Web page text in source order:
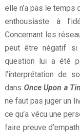
elle n’a pas le temps
enthousiaste à
Concernant les
peut être négatif
question lui a été
l’interprétation de
dans Once Upon a
ne faut pas juger un
ce qu’a vécu une
faire preuve